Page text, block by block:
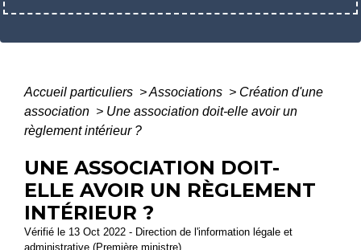
Accueil particuliers >Associations > Création d'une
association > Une association doit-elle avoir un
règlement intérieur ?
UNE ASSOCIATION DOIT-
ELLE AVOIR UN RÈGLEMENT
INTÉRIEUR ?
Vérifié le 13 Oct 2022 - Direction de l'information légale et
administrative (Première ministre)